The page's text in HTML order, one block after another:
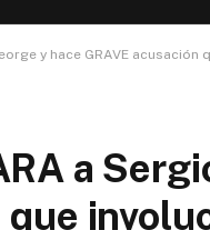
y hace GRAVE acusación
a